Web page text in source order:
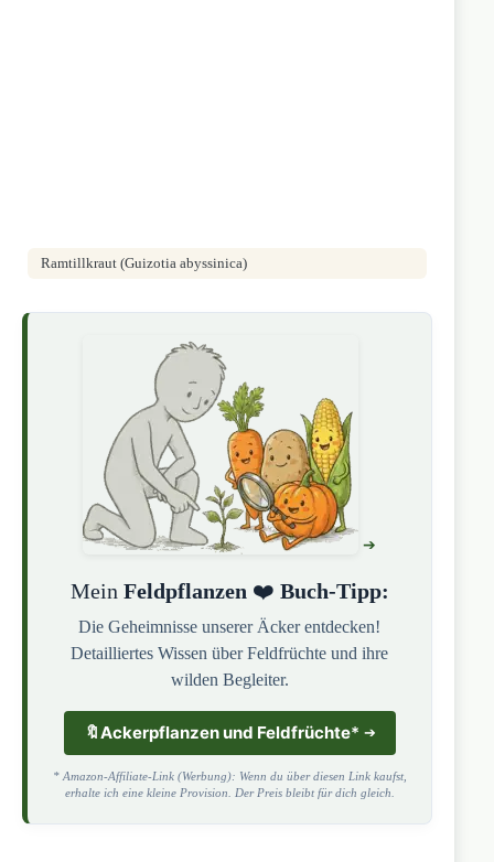
Ramtillkraut (Guizotia abyssinica)
Mein Feldpflanzen ❤️ Buch-Tipp:
Die Geheimnisse unserer Äcker entdecken!
Detailliertes Wissen über Feldfrüchte und ihre
wilden Begleiter.
🔖Ackerpflanzen und Feldfrüchte*
* Amazon-Affiliate-Link (Werbung): Wenn du über diesen Link kaufst,
erhalte ich eine kleine Provision. Der Preis bleibt für dich gleich.